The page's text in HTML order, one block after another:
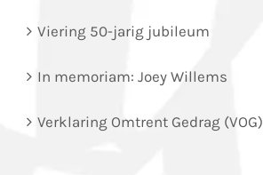
Viering 50-jarig jubileum
In memoriam: Joey Willems
Verklaring Omtrent Gedrag (VOG)